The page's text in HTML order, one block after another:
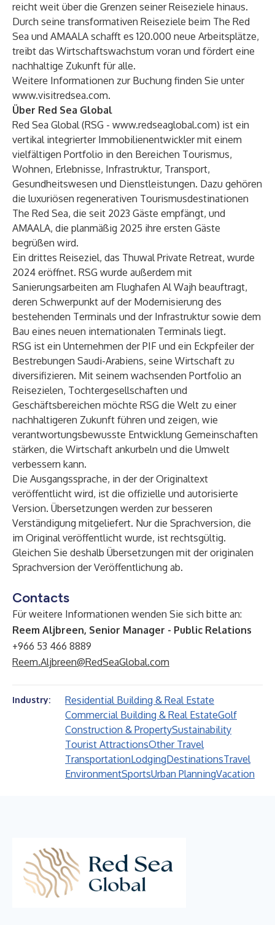
reicht weit über die Grenzen seiner Reiseziele hinaus.
Durch seine transformativen Reiseziele beim The Red
Sea und AMAALA schafft es 120.000 neue Arbeitsplätze,
treibt das Wirtschaftswachstum voran und fördert eine
nachhaltige Zukunft für alle.
Weitere Informationen zur Buchung finden Sie unter
www.visitredsea.com.
Über Red Sea Global
Red Sea Global (RSG - www.redseaglobal.com) ist ein
vertikal integrierter Immobilienentwickler mit einem
vielfältigen Portfolio in den Bereichen Tourismus,
Wohnen, Erlebnisse, Infrastruktur, Transport,
Gesundheitswesen und Dienstleistungen. Dazu gehören
die luxuriösen regenerativen Tourismusdestinationen
The Red Sea, die seit 2023 Gäste empfängt, und
AMAALA, die planmäßig 2025 ihre ersten Gäste
begrüßen wird.
Ein drittes Reiseziel, das Thuwal Private Retreat, wurde
2024 eröffnet. RSG wurde außerdem mit
Sanierungsarbeiten am Flughafen Al Wajh beauftragt,
deren Schwerpunkt auf der Modernisierung des
bestehenden Terminals und der Infrastruktur sowie dem
Bau eines neuen internationalen Terminals liegt.
RSG ist ein Unternehmen der PIF und ein Eckpfeiler der
Bestrebungen Saudi-Arabiens, seine Wirtschaft zu
diversifizieren. Mit seinem wachsenden Portfolio an
Reisezielen, Tochtergesellschaften und
Geschäftsbereichen möchte RSG die Welt zu einer
nachhaltigeren Zukunft führen und zeigen, wie
verantwortungsbewusste Entwicklung Gemeinschaften
stärken, die Wirtschaft ankurbeln und die Umwelt
verbessern kann.
Die Ausgangssprache, in der der Originaltext
veröffentlicht wird, ist die offizielle und autorisierte
Version. Übersetzungen werden zur besseren
Verständigung mitgeliefert. Nur die Sprachversion, die
im Original veröffentlicht wurde, ist rechtsgültig.
Gleichen Sie deshalb Übersetzungen mit der originalen
Sprachversion der Veröffentlichung ab.
Contacts
Für weitere Informationen wenden Sie sich bitte an:
Reem Aljbreen, Senior Manager - Public Relations
+966 53 466 8889
Reem.Aljbreen@RedSeaGlobal.com
Industry:
Residential Building & Real Estate
Commercial Building & Real EstateGolf
Construction & PropertySustainability
Tourist AttractionsOther Travel
TransportationLodgingDestinationsTravel
EnvironmentSportsUrban PlanningVacation